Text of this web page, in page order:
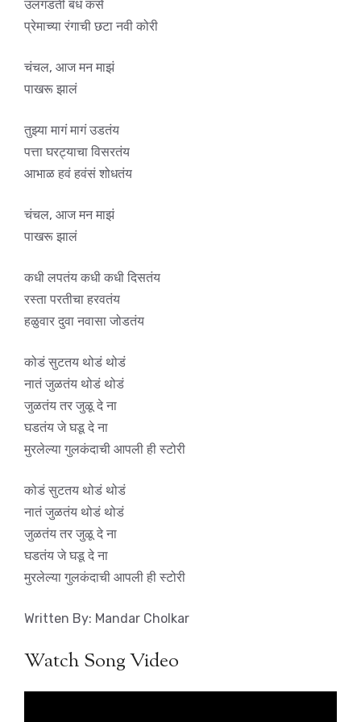
उलगडती बंध कसे
प्रेमाच्या रंगाची छटा नवी कोरी
चंचल, आज मन माझं
पाखरू झालं
तुझ्या मागं मागं उडतंय
पत्ता घरट्याचा विसरतंय
आभाळ हवं हवंसं शोधतंय
चंचल, आज मन माझं
पाखरू झालं
कधी लपतंय कधी कधी दिसतंय
रस्ता परतीचा हरवतंय
हळुवार दुवा नवासा जोडतंय
कोडं सुटतय थोडं थोडं
नातं जुळतंय थोडं थोडं
जुळतंय तर जुळू दे ना
घडतंय जे घडू दे ना
मुरलेल्या गुलकंदाची आपली ही स्टोरी
कोडं सुटतय थोडं थोडं
नातं जुळतंय थोडं थोडं
जुळतंय तर जुळू दे ना
घडतंय जे घडू दे ना
मुरलेल्या गुलकंदाची आपली ही स्टोरी
Written By: Mandar Cholkar
Watch Song Video